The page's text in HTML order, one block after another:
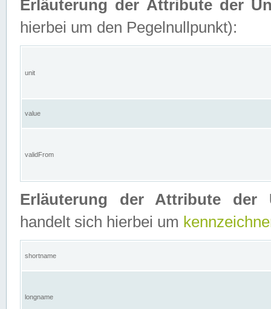
Erläuterung der Attribute der
hierbei um den Pegelnullpunkt):
unit
value
validFrom
Erläuterung der Attribute der
handelt sich hierbei um
shortname
longname